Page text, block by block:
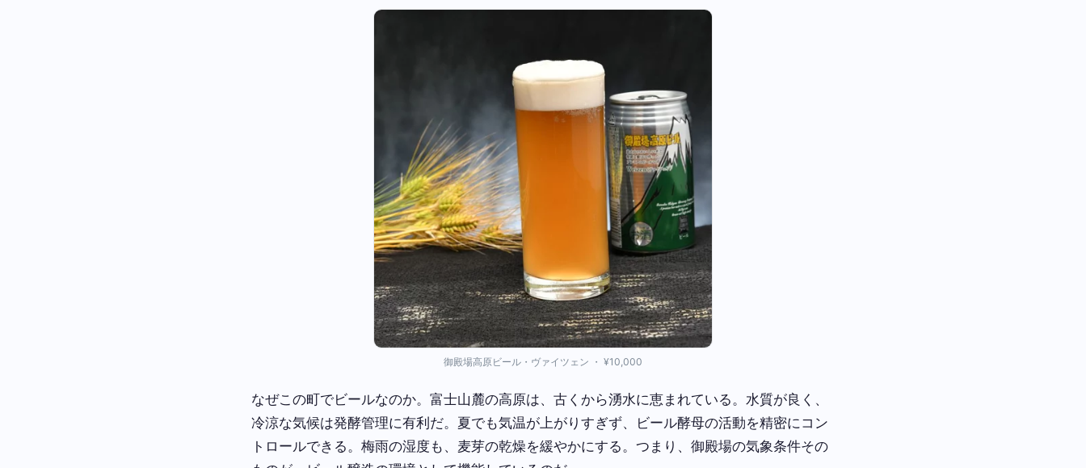
御殿場高原ビール・ヴァイツェン ・ ¥10,000
なぜこの町でビールなのか。富士山麓の高原は、古くから湧水に恵まれている。水質が良く、
冷涼な気候は発酵管理に有利だ。夏でも気温が上がりすぎず、ビール酵母の活動を精密にコン
トロールできる。梅雨の湿度も、麦芽の乾燥を緩やかにする。つまり、御殿場の気象条件その